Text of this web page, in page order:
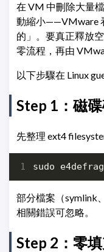
在 VM 中刪除大量
動縮小——VMware
的」。要真正釋放
零流程，再由
以下步驟在 Linux
Step 1：磁
先整理 ext4
部分檔案（symlink
相關錯誤可忽略。
Step 2：零